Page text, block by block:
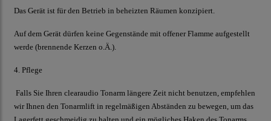
Das Gerät ist für den Betrieb in beheizten Räumen konzipiert.
Auf dem Gerät dürfen keine Gegenstände mit offener Flamme aufgestellt
werde (brennende Kerzen o.Ä.).
4. Pflege
Falls Sie Ihren clearaudio Tonarm längere Zeit nicht benutzen, empfehlen
wir Ihnen den Tonarmlift in regelmäßigen Abständen zu bewegen, um das